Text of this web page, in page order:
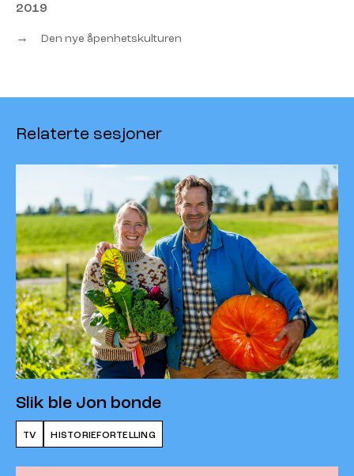
2019
→ Den nye åpenhetskulturen
Relaterte sesjoner
Slik ble Jon bonde
TV HISTORIEFORTELLING